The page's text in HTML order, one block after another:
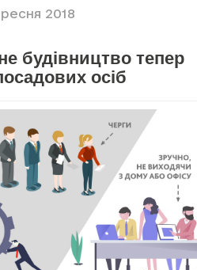
2018
будівництво тепер
осіб